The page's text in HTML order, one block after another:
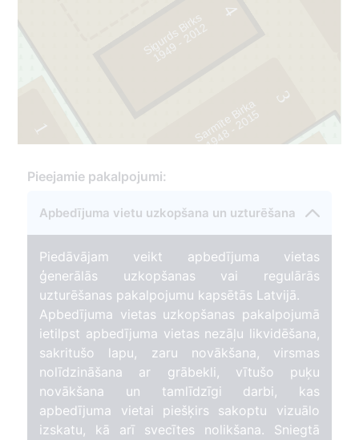
175
1
3
4
Sarmīte Birka
1
9
4
8
-
2
0
1
5
Sigurds Birks
1
9
4
9
-
2
0
1
2
Pieejamie pakalpojumi:
Apbedījuma vietu uzkopšana un uzturēšana
Piedāvājam veikt apbedījuma vietas
ģenerālās uzkopšanas vai regulārās
uzturēšanas pakalpojumu kapsētās Latvijā.
Apbedījuma vietas uzkopšanas pakalpojumā
ietilpst apbedījuma vietas nezāļu likvidēšana,
sakritušo lapu, zaru novākšana, virsmas
nolīdzināšana ar grābekli, vītušo puķu
novākšana un tamlīdzīgi darbi, kas
apbedījuma vietai piešķirs sakoptu vizuālo
izskatu, kā arī svecītes nolikšana. Sniegtā